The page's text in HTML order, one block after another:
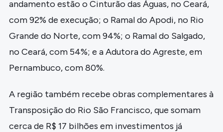
andamento estão o Cinturão das Águas, no Ceará,
com 92% de execução; o Ramal do Apodi, no Rio
Grande do Norte, com 94%; o Ramal do Salgado,
no Ceará, com 54%; e a Adutora do Agreste, em
Pernambuco, com 80%.
A região também recebe obras complementares à
Transposição do Rio São Francisco, que somam
cerca de R$ 17 bilhões em investimentos já